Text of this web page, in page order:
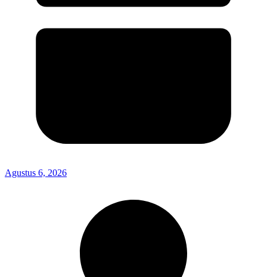
Agustus 6, 2026